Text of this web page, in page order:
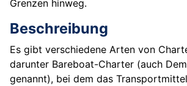
Grenzen hinweg.
Beschreibung
Es gibt verschiedene Arten von
darunter Bareboat-Charter (auch
genannt), bei dem das